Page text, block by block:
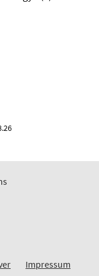
Impressum